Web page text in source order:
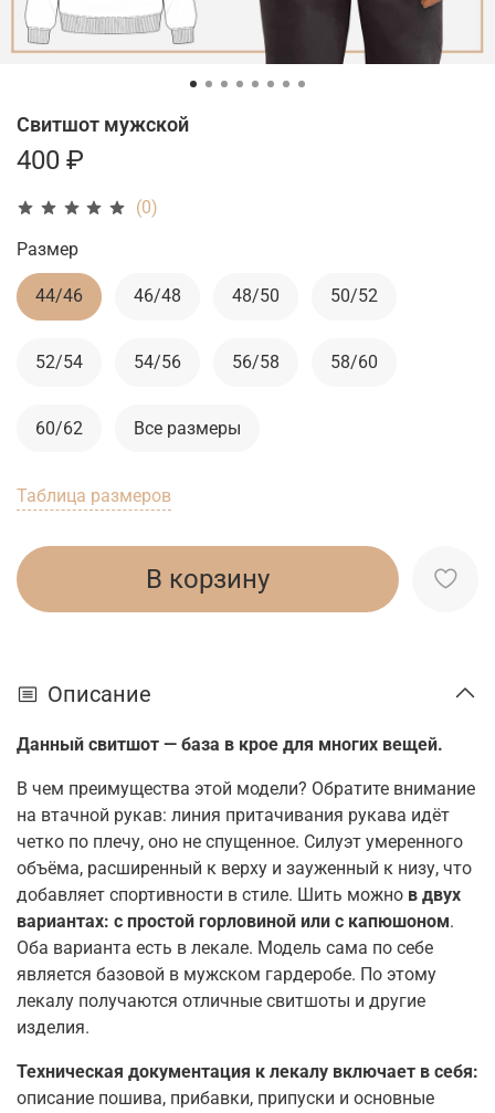
(0)
Свитшот мужской
400 ₽
Таблица размеров
В корзину
Размер
44/46 46/48 48/50 50/52
52/54 54/56 56/58 58/60
60/62 Все размеры
Описание
Данный свитшот — база в крое для многих вещей.
В чем преимущества этой модели? Обратите внимание
на втачной рукав: линия притачивания рукава идёт
четко по плечу, оно не спущенное. Силуэт умеренного
объёма, расширенный к верху и зауженный к низу, что
добавляет спортивности в стиле. Шить можно в двух
вариантах: с простой горловиной или с капюшоном.
Оба варианта есть в лекале. Модель сама по себе
является базовой в мужском гардеробе. По этому
лекалу получаются отличные свитшоты и другие
изделия.
Техническая документация к лекалу включает в себя:
описание пошива, прибавки, припуски и основные